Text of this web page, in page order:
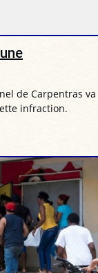
de Carpentras va
infraction.